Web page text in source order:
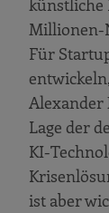
künstliche
Millionen-
Für
Alexander
Lage der
KI-
ist aber